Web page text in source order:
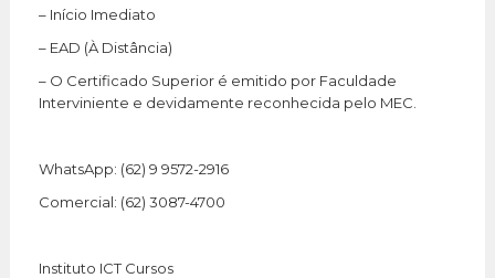
– Início Imediato
– EAD (À Distância)
– O Certificado Superior é emitido por Faculdade
Interviniente e devidamente reconhecida pelo MEC.
WhatsApp: (62) 9 9572-2916
Comercial: (62) 3087-4700
Instituto ICT Cursos